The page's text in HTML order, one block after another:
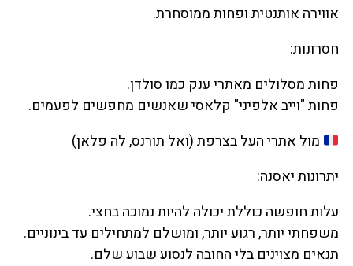
אווירה אותנטית ופחות ממוסחרת.
חסרונות:
פחות מסלולים מאתרי ענק כמו סולדן.
פחות "וייב אלפיני" קלאסי שאנשים מחפשים לפעמים.
מול אתרי העל בצרפת (ואל תורנס, לה פלאן)
יתרונות יאסנה:
עלות חופשה כוללת יכולה להיות נמוכה בחצי.
משפחתי יותר, רגוע יותר, ומושלם למתחילים עד בינוניים.
תנאים מצוינים בלי החובה לנסוע שבוע שלם.